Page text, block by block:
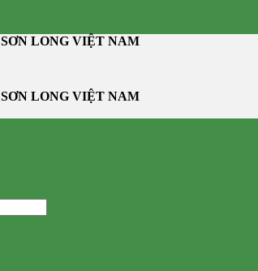
LONG VIỆT NAM
LONG VIỆT NAM